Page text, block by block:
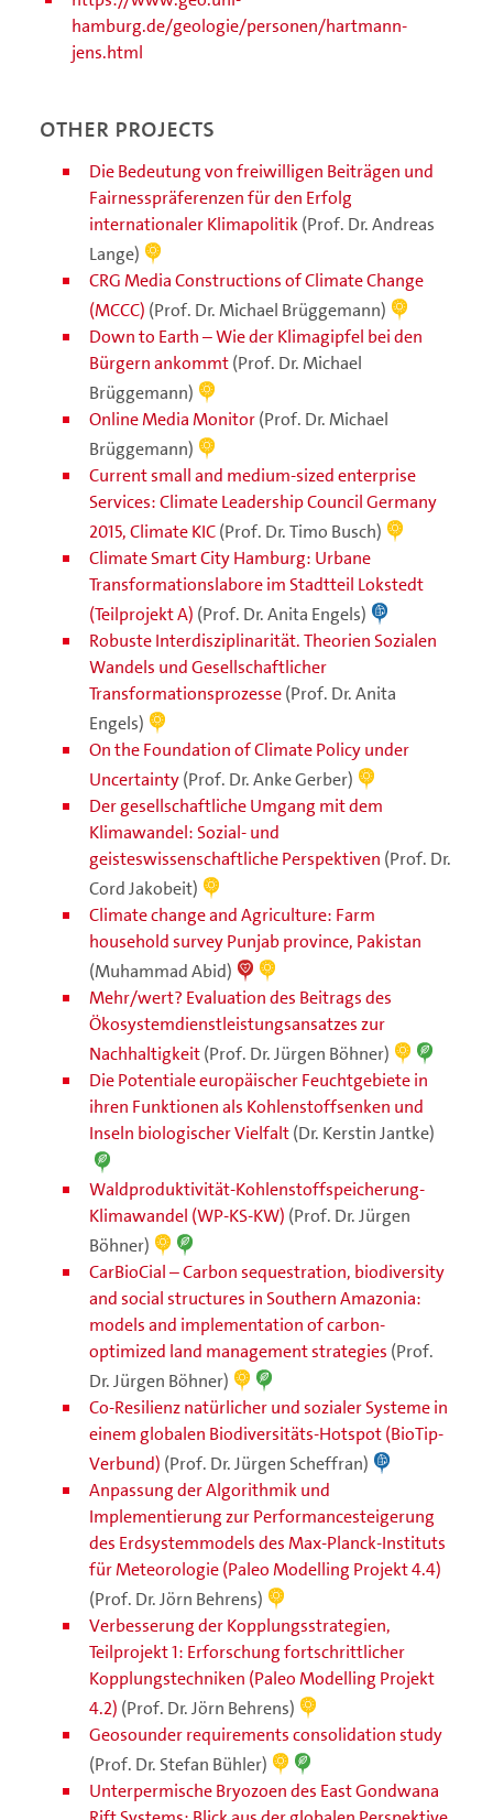
hamburg.de/geologie/personen/hartmann-
jens.html
Other projects
Die Bedeutung von freiwilligen Beiträgen und
Fairnesspräferenzen für den Erfolg
internationaler Klimapolitik(Prof. Dr. Andreas
Lange)
CRG Media Constructions of Climate Change
(MCCC) (Prof. Dr. Michael Brüggemann)
Down to Earth – Wie der Klimagipfel bei den
Bürgern ankommt(Prof. Dr. Michael
Brüggemann)
Online Media Monitor(Prof. Dr. Michael
Brüggemann)
Current small and medium-sized enterprise
Services: Climate Leadership Council Germany
2015, Climate KIC(Prof. Dr. Timo Busch)
Climate Smart City Hamburg: Urbane
Transformationslabore im Stadtteil Lokstedt
(Teilprojekt A) (Prof. Dr. Anita Engels)
Robuste Interdisziplinarität. Theorien Sozialen
Wandels und Gesellschaftlicher
Transformationsprozesse(Prof. Dr. Anita
Engels)
On the Foundation of Climate Policy under
Uncertainty(Prof. Dr. Anke Gerber)
Der gesellschaftliche Umgang mit dem
Klimawandel: Sozial- und
geisteswissenschaftliche Perspektiven (Prof. Dr.
Cord Jakobeit)
Climate change and Agriculture: Farm
household survey Punjab province, Pakistan
(Muhammad Abid)
Mehr/wert? Evaluation des Beitrags des
Ökosystemdienstleistungsansatzes zur
Nachhaltigkeit(Prof. Dr. Jürgen Böhner)
Die Potentiale europäischer Feuchtgebiete in
ihren Funktionen als Kohlenstoffsenken und
Inseln biologischer Vielfalt(Dr. Kerstin Jantke)
Waldproduktivität-Kohlenstoffspeicherung-
Klimawandel (WP-KS-KW) (Prof. Dr. Jürgen
Böhner)
CarBioCial – Carbon sequestration, biodiversity
and social structures in Southern Amazonia:
models and implementation of carbon-
optimized land management strategies (Prof.
Dr. Jürgen Böhner)
Co-Resilienz natürlicher und sozialer Systeme in
einem globalen Biodiversitäts-Hotspot (BioTip-
Verbund) (Prof. Dr. Jürgen Scheffran)
Anpassung der Algorithmik und
Implementierung zur Performancesteigerung
des Erdsystemmodels des Max-Planck-Instituts
für Meteorologie (Paleo Modelling Projekt 4.4)
(Prof. Dr. Jörn Behrens)
Verbesserung der Kopplungsstrategien,
Teilprojekt 1: Erforschung fortschrittlicher
Kopplungstechniken (Paleo Modelling Projekt
4.2) (Prof. Dr. Jörn Behrens)
Geosounder requirements consolidation study
(Prof. Dr. Stefan Bühler)
Unterpermische Bryozoen des East Gondwana